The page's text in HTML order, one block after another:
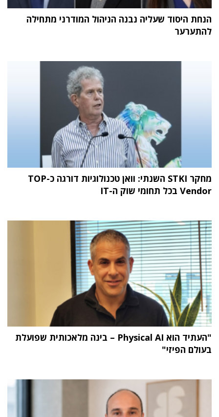
הנחת היסוד שעליה נבנה הניהול המודרני מתחילה
להתערער
מחקר STKI השנתי: וואן טכנולוגיות דורגה כ-TOP
Vendor בכל תחומי שוק ה-IT
"העתיד הוא Physical AI – בינה מלאכותית שפועלת
בעולם הפיזי"